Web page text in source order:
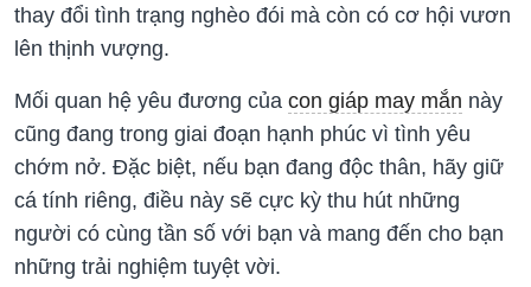
thay đổi tình trạng nghèo đói mà còn có cơ hội vươn
lên thịnh vượng.
Mối quan hệ yêu đương của con giáp may mắn này
cũng đang trong giai đoạn hạnh phúc vì tình yêu
chớm nở. Đặc biệt, nếu bạn đang độc thân, hãy giữ
cá tính riêng, điều này sẽ cực kỳ thu hút những
người có cùng tần số với bạn và mang đến cho bạn
những trải nghiệm tuyệt vời.